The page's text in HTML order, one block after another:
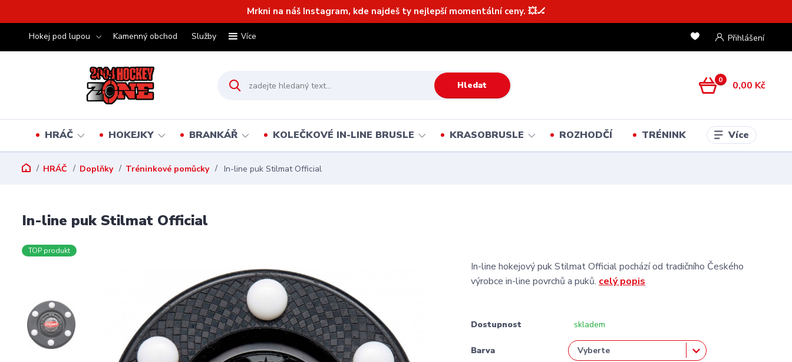
Mrkni na náš Instagram, kde najdeš ty nejlepší momentální ceny. 💥🏒
Hokej pod lupou Kamenný obchod Služby Více Přihlášení
Hledat 0 0,00 Kč
HRÁČ HOKEJKY BRANKÁŘ KOLEČKOVÉ IN-LINE BRUSLE KRASOBRUSLE ROZHODČÍ TRÉNINK Více
HRÁČ Doplňky Tréninkové pomůcky In-line puk Stilmat Official
In-line puk Stilmat Official
TOP produkt
In-line hokejový puk Stilmat Official pochází od tradičního Českého
výrobce in-line povrchů a puků. celý popis
Dostupnost skladem
Barva